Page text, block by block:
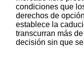
condiciones que
derechos de
establece la
transcurran más
decisión sin que